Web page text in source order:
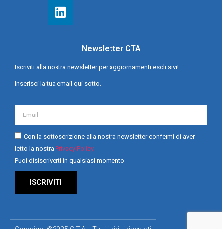
Newsletter CTA
Iscriviti alla nostra newsletter per aggiornamenti esclusivi!
Inserisci la tua email qui sotto.
Con la sottoscrizione alla nostra newsletter confermi di aver
letto la nostra Privacy Policy
Puoi disiscriverti in qualsiasi momento
ISCRIVITI